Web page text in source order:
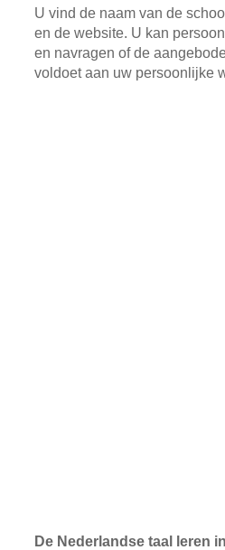
U vind de naam van de
en de website. U kan
en navragen of de
voldoet aan uw persoonlijke
De Nederlandse taal leren